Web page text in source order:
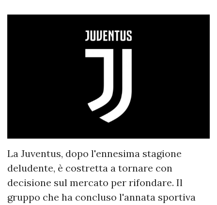
La Juventus, dopo l'ennesima stagione
deludente, è costretta a tornare con
decisione sul mercato per rifondare. Il
gruppo che ha concluso l'annata sportiva